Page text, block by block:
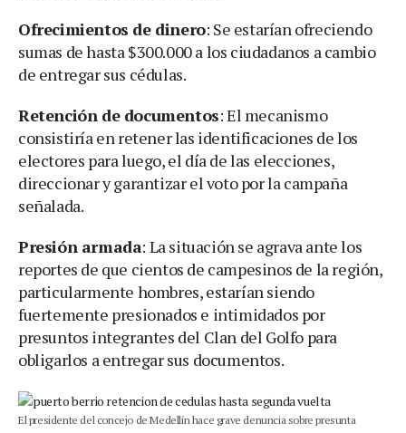
Ofrecimientos de dinero: Se estarían ofreciendo
sumas de hasta $300.000 a los ciudadanos a cambio
de entregar sus cédulas.
Retención de documentos: El mecanismo
consistiría en retener las identificaciones de los
electores para luego, el día de las elecciones,
direccionar y garantizar el voto por la campaña
señalada.
Presión armada: La situación se agrava ante los
reportes de que cientos de campesinos de la región,
particularmente hombres, estarían siendo
fuertemente presionados e intimidados por
presuntos integrantes del Clan del Golfo para
obligarlos a entregar sus documentos.
El presidente del concejo de Medellín hace grave denuncia sobre presunta